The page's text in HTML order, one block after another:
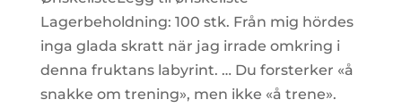
Lagerbeholdning: 100 stk. Från mig hördes
inga glada skratt när jag irrade omkring i
denna fruktans labyrint. … Du forsterker «å
snakke om trening», men ikke «å trene».